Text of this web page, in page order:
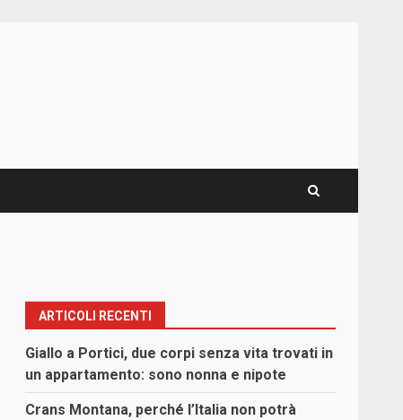
ARTICOLI RECENTI
Giallo a Portici, due corpi senza vita trovati in
un appartamento: sono nonna e nipote
Crans Montana, perché l’Italia non potrà